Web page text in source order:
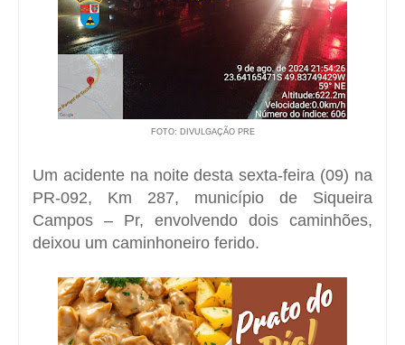
FOTO: DIVULGAÇÃO PRE
Um acidente na noite desta sexta-feira (09) na
PR-092, Km 287, município de Siqueira
Campos – Pr, envolvendo dois caminhões,
deixou um caminhoneiro ferido.